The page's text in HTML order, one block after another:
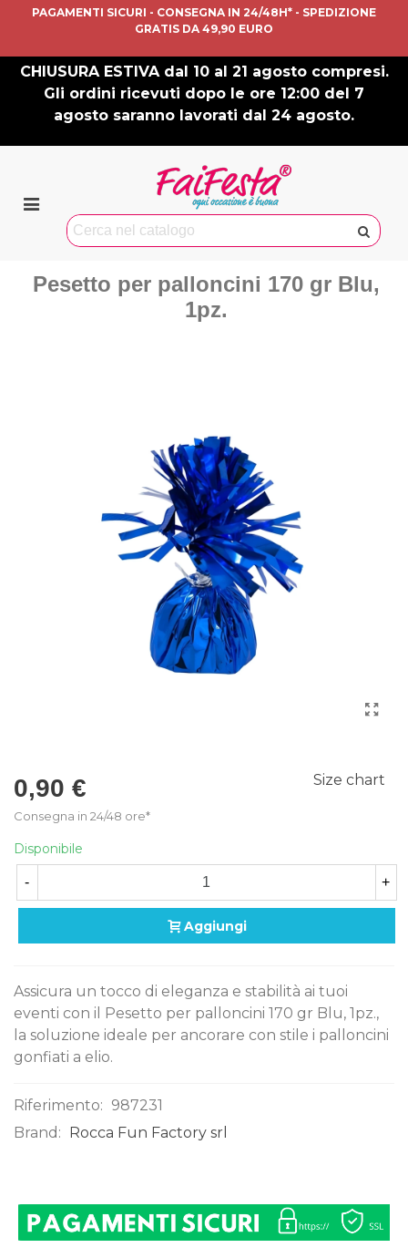
PAGAMENTI SICURI - CONSEGNA IN 24/48H* - SPEDIZIONE
GRATIS DA 49,90 EURO
CHIUSURA ESTIVA dal 10 al 21 agosto compresi.
Gli ordini ricevuti dopo le ore 12:00 del 7
agosto saranno lavorati dal 24 agosto.
Pesetto per palloncini 170 gr Blu,
1pz.
0,90 €
Consegna in 24/48 ore*
Size chart
Disponibile
- +
Aggiungi
Assicura un tocco di eleganza e stabilità ai tuoi
eventi con il Pesetto per palloncini 170 gr Blu, 1pz.,
la soluzione ideale per ancorare con stile i palloncini
gonfiati a elio.
Riferimento: 987231
Brand:
Rocca Fun Factory srl